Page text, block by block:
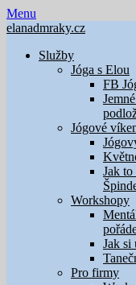
Skip
to
Menu
elanadmraky.cz
Služby
Jóga s Elou
FB
Jógové
Jak
Workshopy
Jak si
Pro firmy